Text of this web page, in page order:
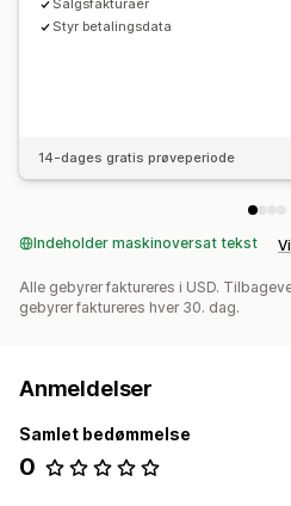
Salgsfakturaer
Styr betalingsdata
14-dages gratis prøveperiode
Indeholder maskinoversat tekst
Alle gebyrer faktureres i USD.
gebyrer faktureres hver 30. dag.
Anmeldelser
Samlet bedømmelse
0